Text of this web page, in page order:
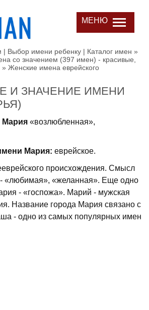
МЕНЮ
| Выбор имени ребенку | Каталог имен »
со значением (397 имен) - красивые,
» Женские имена еврейского
И ЗНАЧЕНИЕ ИМЕНИ
Мария «возлюбленная»,
Мария: еврейское.
происхождения. Смысл
«любимая», «желанная». Еще одно
- «госпожа». Марий - мужская
Название города Мария связано с
- одно из самых популярных имен